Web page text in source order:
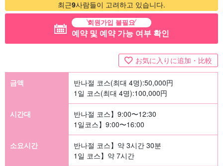
최근9사람들이 고려하고 있습니다.
회원가입 불필요
예약 및 예약 가능 여부 확인
お気に入りに追加・比較
금액 반나절 코스(최대 4명):50,000円
1일 코스(최대 4명):100,000円
시간대
반나절 코스】9:00〜12:30
1일코스】9:00〜16:00
소요시간
반나절 코스】약 3시간 30분
1일 코스】약 7시간